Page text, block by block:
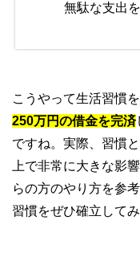
無駄な支出
こうやって生活習慣
250万円の借金を完済
ですね。実際、習慣
上で非常に大きな影
らの方のやり方を参
習慣をぜひ確立してみ